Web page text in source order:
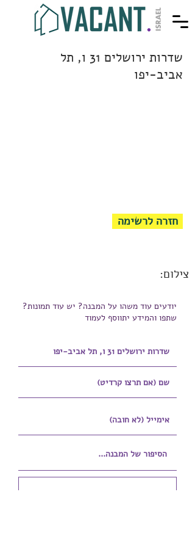
שדרות ירושלים 31 ו, תל
אביב-יפו
חזרה לרשימה
צילום:
יודעים עוד משהו על המבנה? יש עוד תמונות?
שתפו והמידע יתווסף לעמוד